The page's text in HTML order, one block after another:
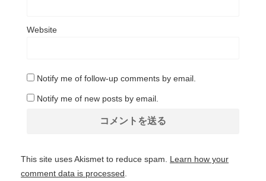
Website
Notify me of follow-up comments by email.
Notify me of new posts by email.
This site uses Akismet to reduce spam. Learn how your
comment data is processed